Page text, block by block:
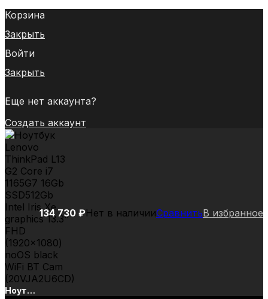
Корзина
Закрыть
Войти
Закрыть
Еще нет аккаунта?
Создать аккаунт
Ноутбук
134 730 ₽Нет в наличииСравнитьВ избранное